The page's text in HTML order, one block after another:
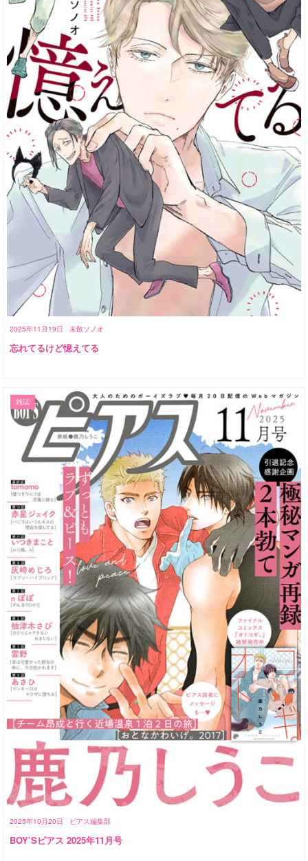
2025年11月19日 未散ソノオ
忘れてるけど憶えてる
2025年10月20日 ピアス編集部
雑誌
BOY’Sピアス 2025年11月号